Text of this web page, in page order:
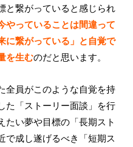
と繋がっていると感じられ
やっていることは間違って
に繋がっている」と自覚で
を生むのだと思います。
全員がこのような自覚を持
た「ストーリー面談」を行
たい夢や目標の「長期スト
で成し遂げるべき「短期ス